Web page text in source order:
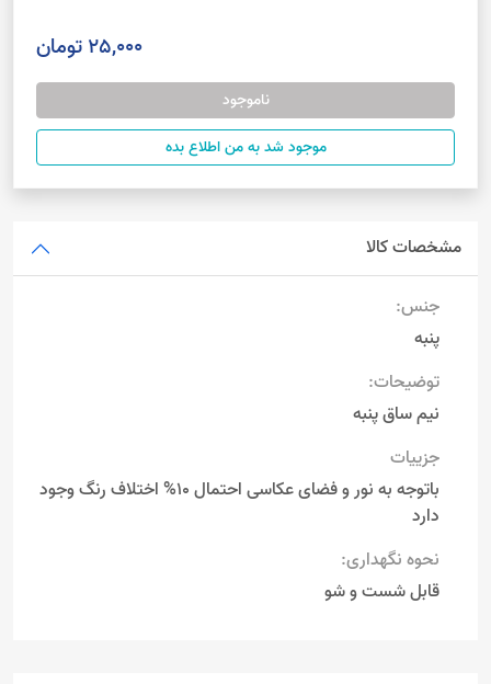
25,000 تومان
ناموجود
موجود شد به من اطلاع بده
مشخصات کالا
جنس:
پنبه
توضیحات:
نیم ساق پنبه
جزییات
باتوجه به نور و فضای عکاسی احتمال 10% اختلاف رنگ وجود
دارد
نحوه نگهداری:
قابل شست و شو